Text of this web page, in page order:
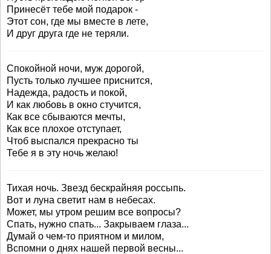
Принесёт тебе мой подарок -
Этот сон, где мы вместе в лете,
И друг друга где не теряли.
Спокойной ночи, муж дорогой,
Пусть только лучшее приснится,
Надежда, радость и покой,
И как любовь в окно стучится,
Как все сбываются мечты,
Как все плохое отступает,
Чтоб выспался прекрасно ты
Тебе я в эту ночь желаю!
Тихая ночь. Звезд бескрайняя россыпь.
Вот и луна светит нам в небесах.
Может, мы утром решим все вопросы?
Спать, нужно спать... Закрываем глаза...
Думай о чем-то приятном и милом,
Вспомни о днях нашей первой весны...